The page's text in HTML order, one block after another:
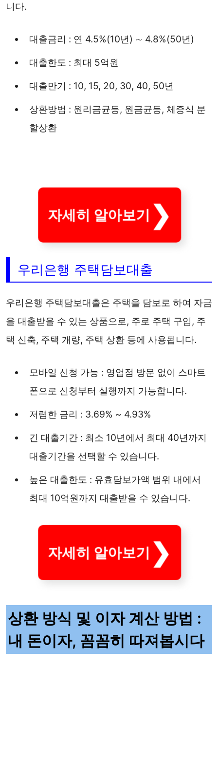
니다.
대출금리 : 연 4.5%(10년) ∼ 4.8%(50년)
대출한도 : 최대 5억원
대출만기 : 10, 15, 20, 30, 40, 50년
상환방법 : 원리금균등, 원금균등, 체증식 분
할상환
자세히 알아보기
우리은행 주택담보대출
우리은행 주택담보대출은 주택을 담보로 하여 자금
을 대출받을 수 있는 상품으로, 주로 주택 구입, 주
택 신축, 주택 개량, 주택 상환 등에 사용됩니다.
모바일 신청 가능 : 영업점 방문 없이 스마트
폰으로 신청부터 실행까지 가능합니다.
저렴한 금리 : 3.69% ~ 4.93%
긴 대출기간 : 최소 10년에서 최대 40년까지
대출기간을 선택할 수 있습니다.
높은 대출한도 : 유효담보가액 범위 내에서
최대 10억원까지 대출받을 수 있습니다.
자세히 알아보기
상환 방식 및 이자 계산 방법 :
내 돈이자, 꼼꼼히 따져봅시다